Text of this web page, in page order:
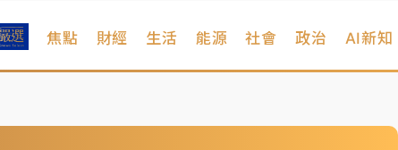
焦點 財經 生活 能源 社會 政治 AI新知